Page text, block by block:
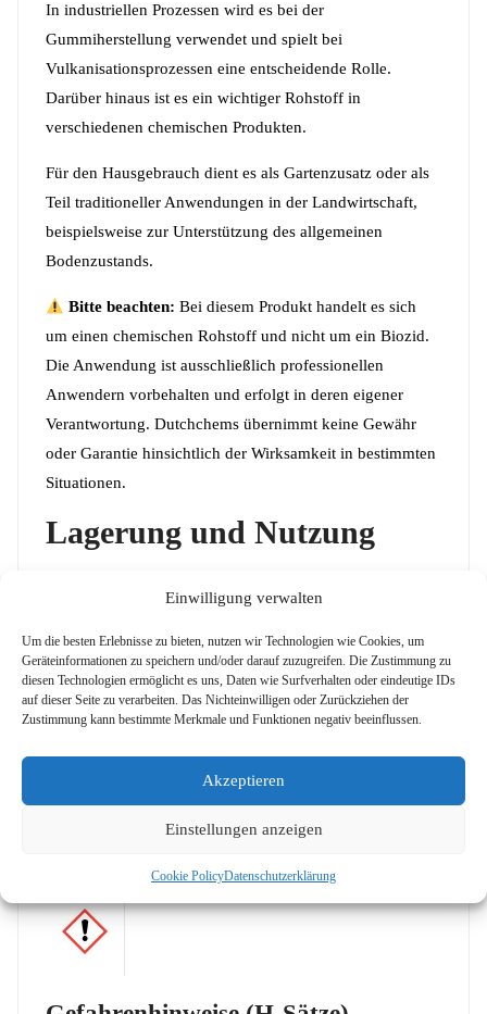
Einwilligung verwalten
Um die besten Erlebnisse zu bieten, nutzen wir Technologien wie Cookies, um
Geräteinformationen zu speichern und/oder darauf zuzugreifen. Die Zustimmung zu
diesen Technologien ermöglicht es uns, Daten wie Surfverhalten oder eindeutige IDs
auf dieser Seite zu verarbeiten. Das Nichteinwilligen oder Zurückziehen der
Zustimmung kann bestimmte Merkmale und Funktionen negativ beeinflussen.
Akzeptieren
Einstellungen anzeigen
Cookie PolicyDatenschutzerklärung
In industriellen Prozessen wird es bei der
Gummiherstellung verwendet und spielt bei
Vulkanisationsprozessen eine entscheidende Rolle.
Darüber hinaus ist es ein wichtiger Rohstoff in
verschiedenen chemischen Produkten.
Für den Hausgebrauch dient es als Gartenzusatz oder als
Teil traditioneller Anwendungen in der Landwirtschaft,
beispielsweise zur Unterstützung des allgemeinen
Bodenzustands.
Bitte beachten: Bei diesem Produkt handelt es sich
um einen chemischen Rohstoff und nicht um ein Biozid.
Die Anwendung ist ausschließlich professionellen
Anwendern vorbehalten und erfolgt in deren eigener
Verantwortung. Dutchchems übernimmt keine Gewähr
oder Garantie hinsichtlich der Wirksamkeit in bestimmten
Situationen.
Lagerung und Nutzung
verschlossenen Behälter lagern, um Verklumpung und
Verunreinigung zu vermeiden. Staubbildung verhindern:
Vorzugsweise mit lokaler Absaugung und geeigneter
Schutzausrüstung( Handschuhe/Schutzbrille, ggf.
Staubmaske) arbeiten. Produkt von Zündquellen und
offenen Flammen fernhalten.
Gesundheit und Sicherheit